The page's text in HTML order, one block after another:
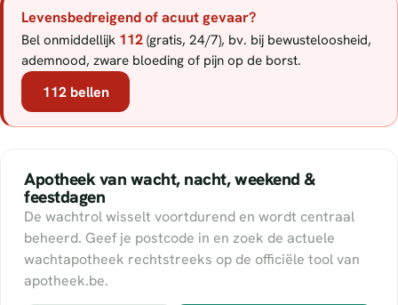
Levensbedreigend of acuut gevaar?
Bel onmiddellijk 112 (gratis, 24/7), bv. bij bewusteloosheid,
ademnood, zware bloeding of pijn op de borst.
112 bellen
Apotheek van wacht, nacht, weekend &
feestdagen
De wachtrol wisselt voortdurend en wordt centraal
beheerd. Geef je postcode in en zoek de actuele
wachtapotheek rechtstreeks op de officiële tool van
apotheek.be.